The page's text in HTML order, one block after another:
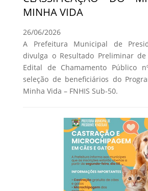
MINHA VIDA
26/06/2026
A Prefeitura Municipal de
divulga o Resultado Preliminar de
Edital de Chamamento Público
seleção de beneficiários do
Minha Vida – FNHIS Sub-50.